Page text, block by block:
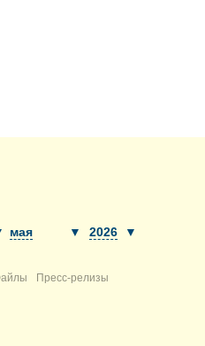
мая ▼ 2026 ▼
Пресс-релизы